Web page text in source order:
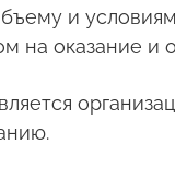
и
на оказание